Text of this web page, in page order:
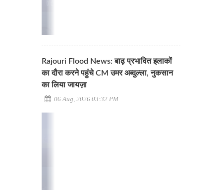
Rajouri Flood News: बाढ़ प्रभावित इलाकों
का दौरा करने पहुंचे CM उमर अब्दुल्ला, नुकसान
का लिया जायज़ा
06 Aug, 2026 03:32 PM